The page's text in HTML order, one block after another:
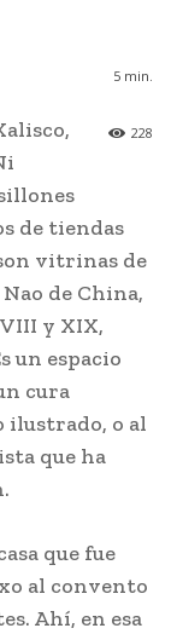
5 min.
228
de tiendas
vitrinas de
de China,
y XIX,
un espacio
cura
ilustrado, o al
que ha
que fue
al convento
Ahí, en esa